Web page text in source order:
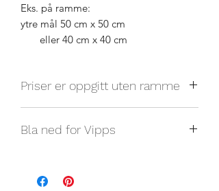
Eks. på ramme:
ytre mål 50 cm x 50 cm
eller 40 cm x 40 cm
Priser er oppgitt uten ramme
Bla ned for Vipps